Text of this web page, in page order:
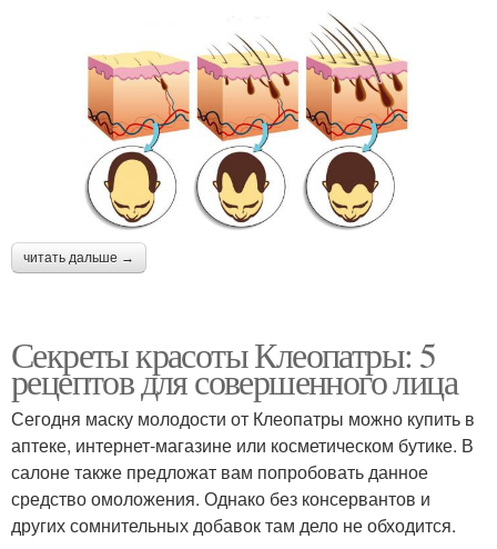
читать дальше →
Секреты красоты Клеопатры: 5
рецептов для совершенного лица
Сегодня маску молодости от Клеопатры можно купить в
аптеке, интернет-магазине или косметическом бутике. В
салоне также предложат вам попробовать данное
средство омоложения. Однако без консервантов и
других сомнительных добавок там дело не обходится.